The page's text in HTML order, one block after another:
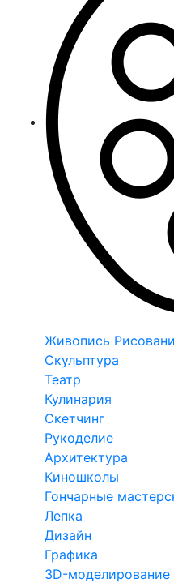
Живопись
Скульптура
Театр
Кулинария
Скетчинг
Рукоделие
Архитектура
Киношколы
Гончарные
Лепка
Дизайн
Графика
3D-моделирование